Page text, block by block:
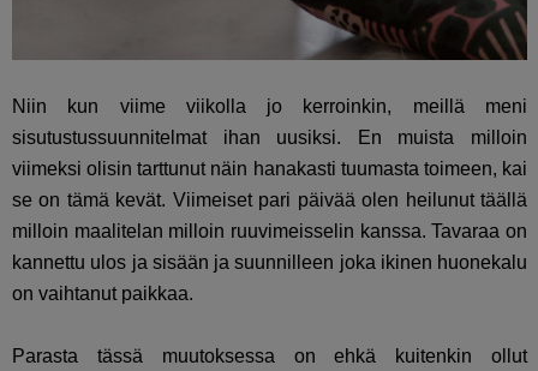
Niin kun viime viikolla jo kerroinkin, meillä meni
sisutustussuunnitelmat ihan uusiksi. En muista milloin
viimeksi olisin tarttunut näin hanakasti tuumasta toimeen, kai
se on tämä kevät. Viimeiset pari päivää olen heilunut täällä
milloin maalitelan milloin ruuvimeisselin kanssa. Tavaraa on
kannettu ulos ja sisään ja suunnilleen joka ikinen huonekalu
on vaihtanut paikkaa.
Parasta tässä muutoksessa on ehkä kuitenkin ollut